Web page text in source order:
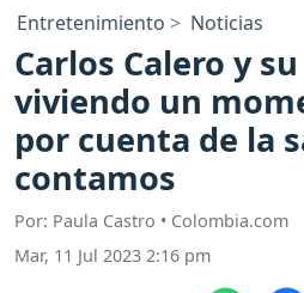
Entretenimiento Noticias
Carlos Calero y
viviendo un
por cuenta de la
contamos
Por: Paula Castro • Colombia.com
Mar, 11 Jul 2023 2:16 pm